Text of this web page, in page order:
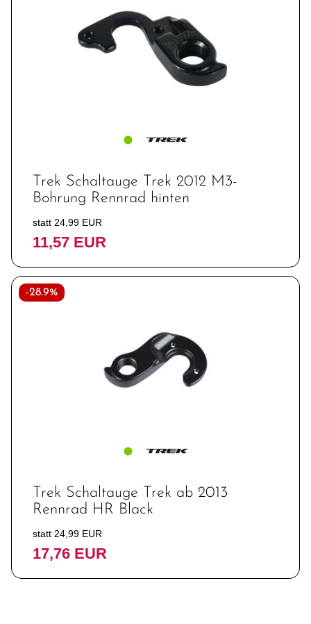
Trek Schaltauge Trek 2012 M3-
Bohrung Rennrad hinten
statt 24,99 EUR
11,57 EUR
-28.9%
Trek Schaltauge Trek ab 2013
Rennrad HR Black
statt 24,99 EUR
17,76 EUR